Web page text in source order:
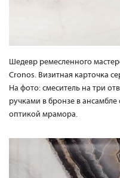
Шедевр ремесленного
Cronos. Визитная карточка
На фото: смеситель на три
ручками в бронзе в
оптикой мрамора.